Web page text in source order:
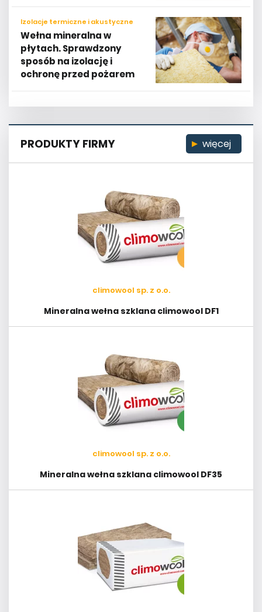
Izolacje termiczne i akustyczne
Wełna mineralna w
płytach. Sprawdzony
sposób na izolację i
ochronę przed pożarem
PRODUKTY FIRMY więcej
climowool sp. z o.o.
Mineralna wełna szklana climowool DF1
climowool sp. z o.o.
Mineralna wełna szklana climowool DF35